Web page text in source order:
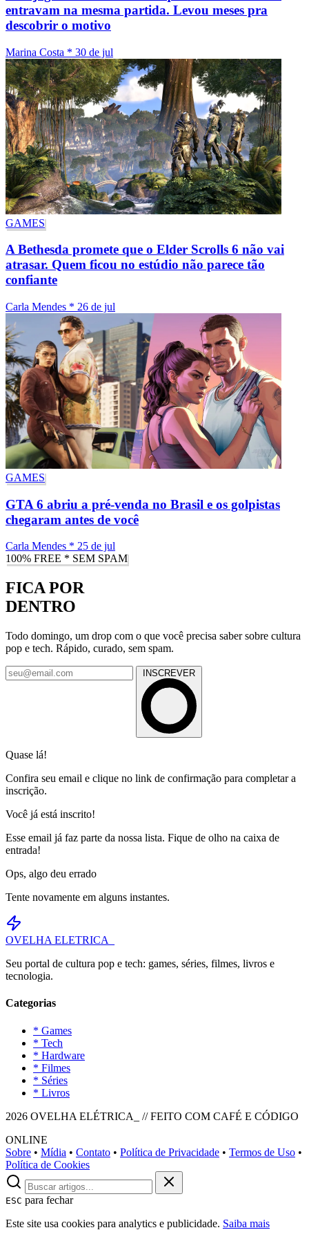
entravam na mesma partida. Levou meses pra
descobrir o motivo
Marina Costa * 30 de jul
GAMES
A Bethesda promete que o Elder Scrolls 6 não vai
atrasar. Quem ficou no estúdio não parece tão
confiante
Carla Mendes * 26 de jul
GAMES
GTA 6 abriu a pré-venda no Brasil e os golpistas
chegaram antes de você
Carla Mendes * 25 de jul
100% FREE * SEM SPAM
FICA POR
DENTRO
Todo domingo, um drop com o que você precisa saber sobre cultura
pop e tech. Rápido, curado, sem spam.
INSCREVER
Quase lá!
Confira seu email e clique no link de confirmação para completar a
inscrição.
Você já está inscrito!
Esse email já faz parte da nossa lista. Fique de olho na caixa de
entrada!
Ops, algo deu errado
Tente novamente em alguns instantes.
OVELHA ELETRICA_
Seu portal de cultura pop e tech: games, séries, filmes, livros e
tecnologia.
Categorias
* Games
* Tech
* Hardware
* Filmes
* Séries
* Livros
2026 OVELHA ELÉTRICA_ // FEITO COM CAFÉ E CÓDIGO
ONLINE
Sobre • Mídia • Contato • Política de Privacidade • Termos de Uso •
Política de Cookies
ESC para fechar
Este site usa cookies para analytics e publicidade. Saiba mais